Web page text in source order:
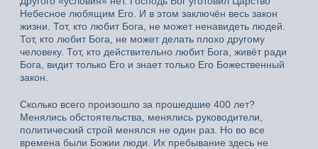
Небесное любящим Его. И в этом заключён весь закон
жизни. Тот, кто любит Бога, не может ненавидеть людей.
Тот, кто любит Бога, не может делать плохо другому
человеку. Тот, кто действительно любит Бога, живёт ради
Бога, видит только Его и знает только Его Божественный
закон.
Сколько всего произошло за прошедшие 400 лет?
Менялись обстоятельства, менялись руководители,
политический строй менялся не один раз. Но во все
времена были Божии люди. Их пребывание здесь не